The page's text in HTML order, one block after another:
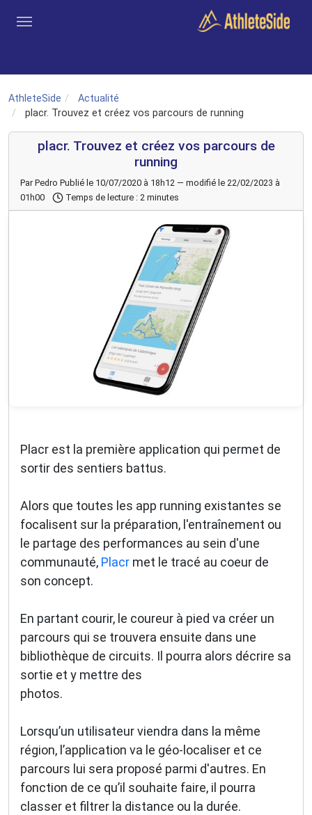
AthleteSide
Actualité
placr. Trouvez et créez vos parcours de running
placr. Trouvez et créez vos parcours de
running
Par Pedro Publié le 10/07/2020 à 18h12 — modifié le 22/02/2023 à
01h00
Temps de lecture : 2 minutes
Placr est la première application qui permet de
sortir des sentiers battus.
Alors que toutes les app running existantes se
focalisent sur la préparation, l'entraînement ou
le partage des performances au sein d'une
communauté, Placr met le tracé au coeur de
son concept.
En partant courir, le coureur à pied va créer un
parcours qui se trouvera ensuite dans une
bibliothèque de circuits. Il pourra alors décrire sa
sortie et y mettre des
photos.
Lorsqu’un utilisateur viendra dans la même
région, l’application va le géo-localiser et ce
parcours lui sera proposé parmi d'autres. En
fonction de ce qu’il souhaite faire, il pourra
classer et filtrer la distance ou la durée.